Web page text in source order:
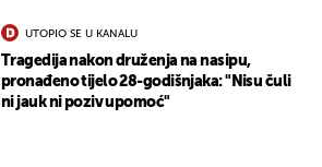
UTOPIO SE U KANALU
Tragedija nakon druženja na nasipu,
pronađeno tijelo 28-godišnjaka: "Nisu čuli
ni jauk ni poziv upomoć"